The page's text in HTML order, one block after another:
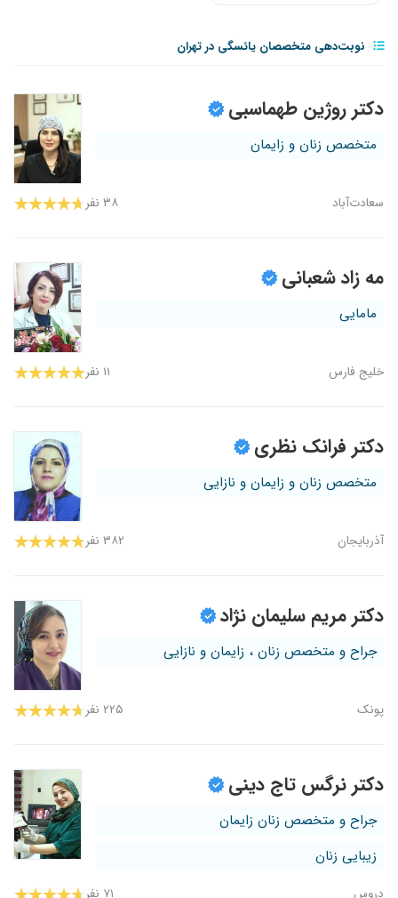
نوبت‌دهی متخصصان یائسگی در تهران
دکتر روژین طهماسبی
متخصص زنان و زایمان
سعادت‌آباد ۳۸ نفر
مه زاد شعبانی
مامایی
خلیج فارس ۱۱ نفر
دکتر فرانک نظری
متخصص زنان و زایمان و نازایی
آذربایجان ۳۸۲ نفر
دکتر مریم سلیمان نژاد
جراح و متخصص زنان ، زایمان و نازایی
پونک ۲۲۵ نفر
دکتر نرگس تاج دینی
جراح و متخصص زنان زایمان
زیبایی زنان
دروس ۷۱ نفر